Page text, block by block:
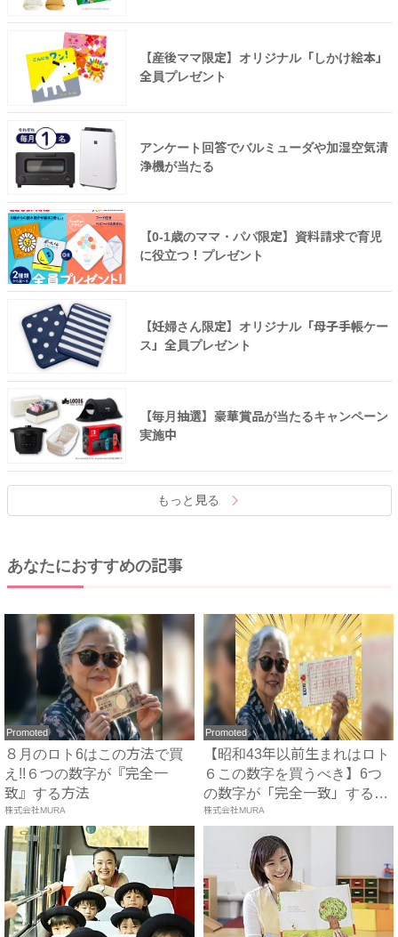
【産後ママ限定】オリジナル「しかけ絵本」
全員プレゼント
アンケート回答でバルミューダや加湿空気清
浄機が当たる
【0-1歳のママ・パパ限定】資料請求で育児
に役立つ！プレゼント
【妊婦さん限定】オリジナル「母子手帳ケー
ス」全員プレゼント
【毎月抽選】豪華賞品が当たるキャンペーン
実施中
もっと見る
あなたにおすすめの記事
Promoted
８月のロト6はこの方法で買
え!!６つの数字が『完全一
致』する方法
株式会社MURA
Promoted
【昭和43年以前生まれはロト
６この数字を買うべき】6つ
の数字が「完全一致」する
方...
株式会社MURA